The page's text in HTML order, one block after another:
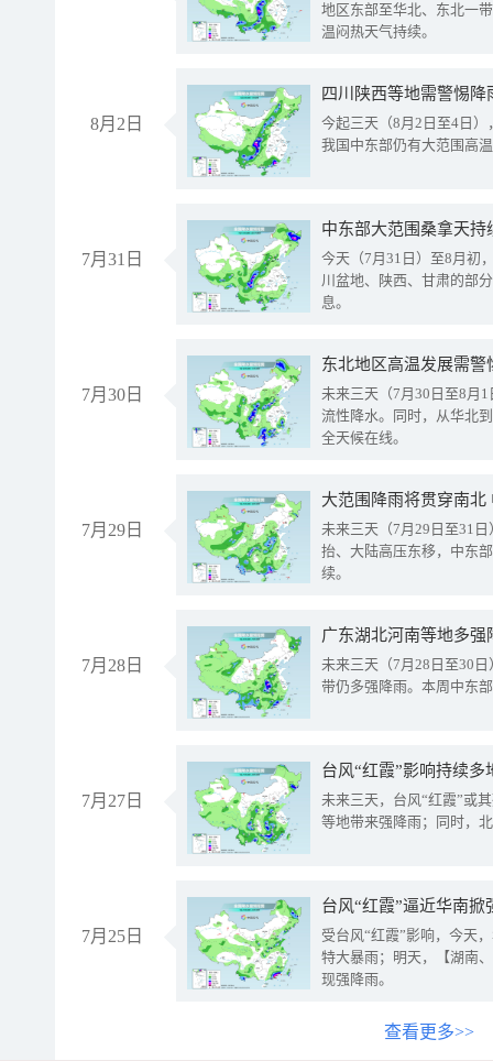
地区东部至华北、东北一
温闷热天气持续。
8月2日
今起三天（8月2日至4日
我国中东部仍有大范围高
7月31日
中东部大范围桑拿天
今天（7月31日）至8月初
川盆地、陕西、甘肃的部
息。
7月30日
东北地区高温发展需
未来三天（7月30日至8月
流性降水。同时，从华北
全天候在线。
7月29日
大范围降雨将贯穿南
未来三天（7月29日至31
抬、大陆高压东移，中东
续。
7月28日
广东湖北河南等地多
未来三天（7月28日至30
带仍多强降雨。本周中东
7月27日
台风“红霞”影响持续
未来三天，台风“红霞”或
等地带来强降雨；同时，
7月25日
台风“红霞”逼近华南
受台风“红霞”影响，今天
特大暴雨；明天，【湖南
现强降雨。
查看更多>>